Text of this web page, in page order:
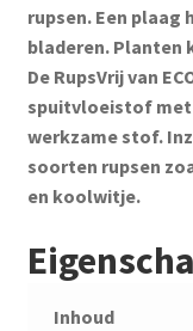
rupsen. Een plaag
bladeren. Planten
De RupsVrij van
spuitvloeistof
werkzame stof.
soorten rupsen
en koolwitje.
Inhoud